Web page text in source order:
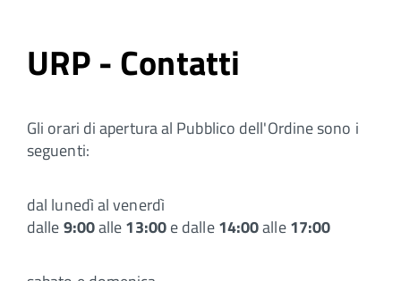
URP - Contatti
Gli orari di apertura al Pubblico dell'Ordine sono i
seguenti:
dal lunedì al venerdì
dalle9:00alle13:00e dalle14:00alle17:00